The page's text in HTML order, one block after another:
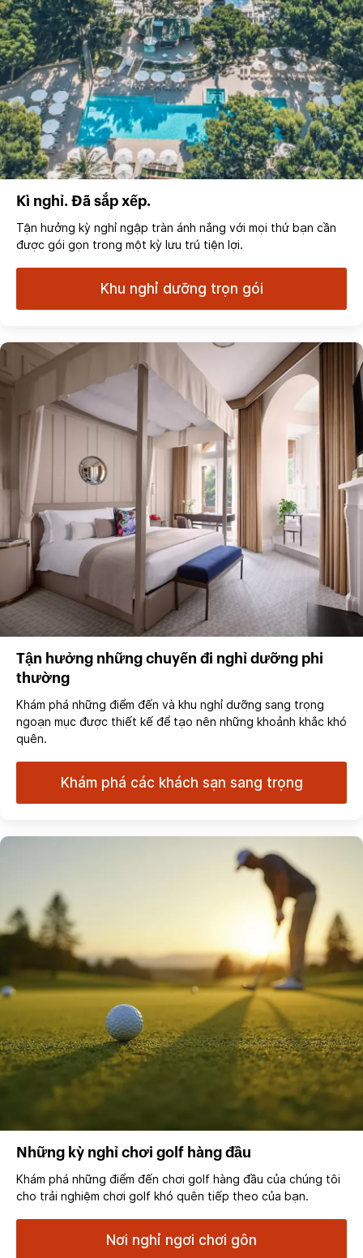
Kì nghỉ. Đã sắp xếp.
Tận hưởng kỳ nghỉ ngập tràn ánh nắng với mọi thứ bạn cần
được gói gọn trong một kỳ lưu trú tiện lợi.
Khu nghỉ dưỡng trọn gói
Tận hưởng những chuyến đi nghỉ dưỡng phi
thường
Khám phá những điểm đến và khu nghỉ dưỡng sang trọng
ngoạn mục được thiết kế để tạo nên những khoảnh khắc khó
quên.
Khám phá các khách sạn sang trọng
Những kỳ nghỉ chơi golf hàng đầu
Khám phá những điểm đến chơi golf hàng đầu của chúng tôi
cho trải nghiệm chơi golf khó quên tiếp theo của bạn.
Nơi nghỉ ngơi chơi gôn